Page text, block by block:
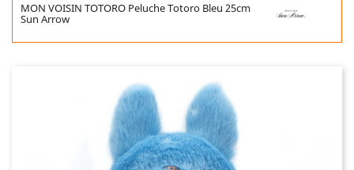
MON VOISIN TOTORO Peluche Totoro Bleu 25cm
Sun Arrow